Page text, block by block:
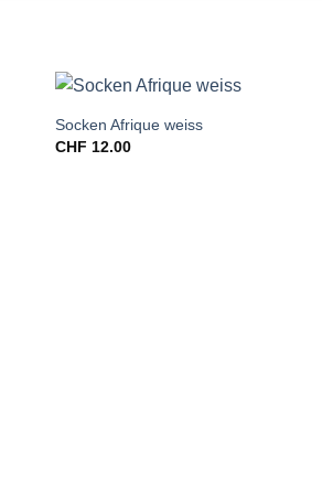
Socken Afrique weiss
CHF 12.00